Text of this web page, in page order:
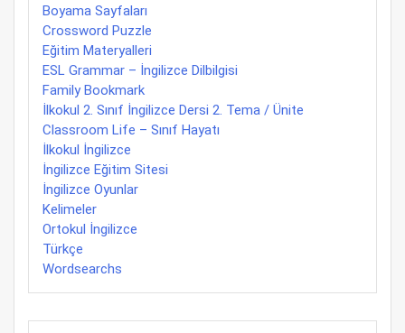
Boyama Sayfaları
Crossword Puzzle
Eğitim Materyalleri
ESL Grammar – İngilizce Dilbilgisi
Family Bookmark
İlkokul 2. Sınıf İngilizce Dersi 2. Tema / Ünite
Classroom Life – Sınıf Hayatı
İlkokul İngilizce
İngilizce Eğitim Sitesi
İngilizce Oyunlar
Kelimeler
Ortokul İngilizce
Türkçe
Wordsearchs